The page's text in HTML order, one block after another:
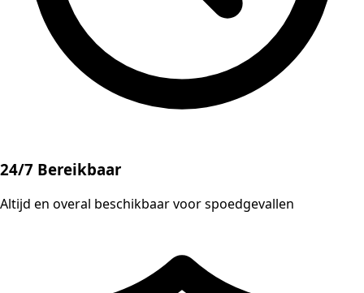
24/7 Bereikbaar
Altijd en overal beschikbaar voor spoedgevallen